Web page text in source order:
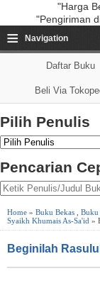
"Harga
"Pengiriman
≡ Navigation
Daftar Buku
Beli Via
Pilih Penulis
Pencarian
Home » Buku Bekas Buku
Syaikh Khumais As-Sa'id »
Beginilah